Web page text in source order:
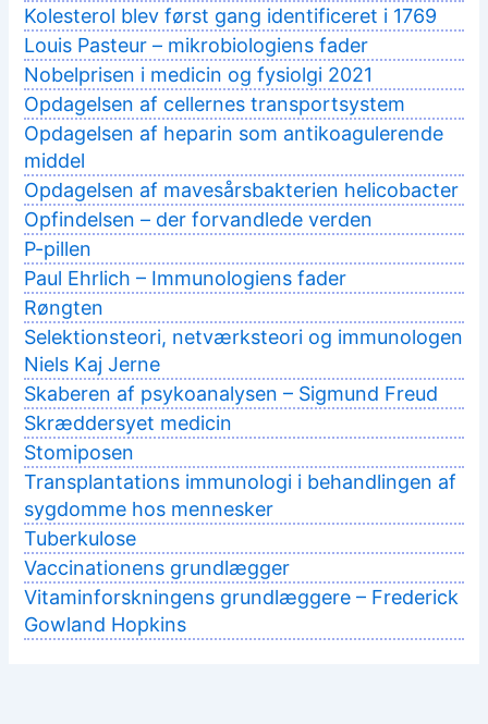
Kolesterol blev først gang identificeret i 1769
Louis Pasteur – mikrobiologiens fader
Nobelprisen i medicin og fysiolgi 2021
Opdagelsen af cellernes transportsystem
Opdagelsen af heparin som antikoagulerende
middel
Opdagelsen af mavesårsbakterien helicobacter
Opfindelsen – der forvandlede verden
P-pillen
Paul Ehrlich – Immunologiens fader
Røngten
Selektionsteori, netværksteori og immunologen
Niels Kaj Jerne
Skaberen af psykoanalysen – Sigmund Freud
Skræddersyet medicin
Stomiposen
Transplantations immunologi i behandlingen af
sygdomme hos mennesker
Tuberkulose
Vaccinationens grundlægger
Vitaminforskningens grundlæggere – Frederick
Gowland Hopkins